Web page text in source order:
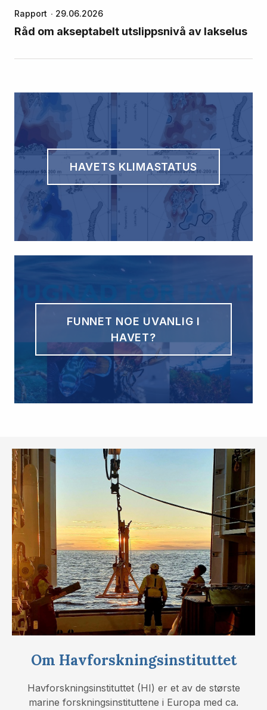
Rapport 29.06.2026
Råd om akseptabelt utslippsnivå av lakselus
HAVETS KLIMASTATUS
FUNNET NOE UVANLIG I
HAVET?
Om Havforskningsinstituttet
Havforskningsinstituttet (HI) er et av de største
marine forskningsinstituttene i Europa med ca.